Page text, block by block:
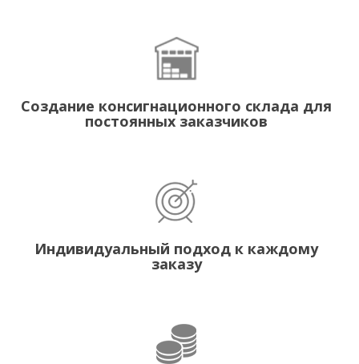
Создание консигнационного склада для
постоянных заказчиков
Индивидуальный подход к каждому
заказу